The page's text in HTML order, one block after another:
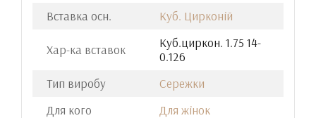
Вставка осн.
Куб. Цирконій
Хар-ка вставок
Куб.циркон. 1.75 14-
0.126
Тип виробу
Сережки
Для кого
Для жінок